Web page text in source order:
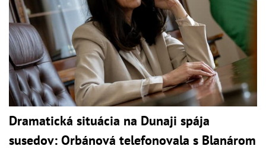
Dramatická situácia na Dunaji spája
susedov: Orbánová telefonovala s Blanárom